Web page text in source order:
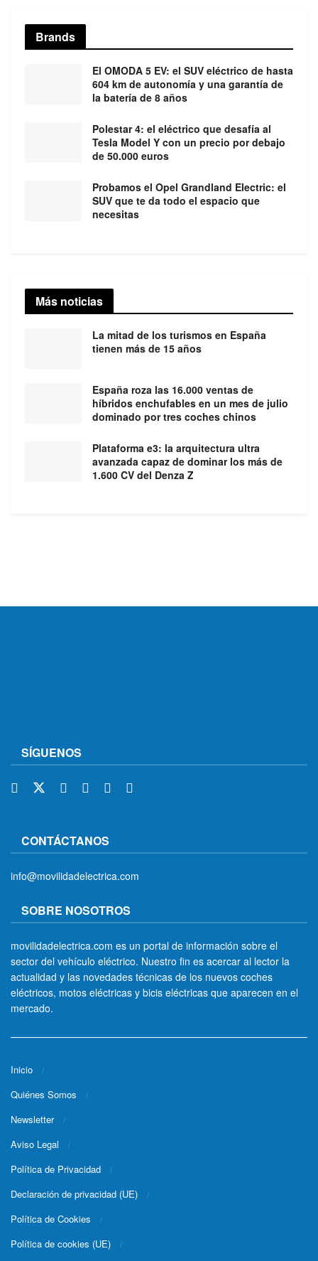
Brands
El OMODA 5 EV: el SUV eléctrico de hasta
604 km de autonomía y una garantía de
la batería de 8 años
Polestar 4: el eléctrico que desafía al
Tesla Model Y con un precio por debajo
de 50.000 euros
Probamos el Opel Grandland Electric: el
SUV que te da todo el espacio que
necesitas
Más noticias
La mitad de los turismos en España
tienen más de 15 años
España roza las 16.000 ventas de
híbridos enchufables en un mes de julio
dominado por tres coches chinos
Plataforma e3: la arquitectura ultra
avanzada capaz de dominar los más de
1.600 CV del Denza Z
SÍGUENOS
CONTÁCTANOS
info@movilidadelectrica.com
SOBRE NOSOTROS
movilidadelectrica.com es un portal de información sobre el
sector del vehículo eléctrico. Nuestro fin es acercar al lector la
actualidad y las novedades técnicas de los nuevos coches
eléctricos, motos eléctricas y bicis eléctricas que aparecen en el
mercado.
Inicio
Quiénes Somos
Newsletter
Aviso Legal
Política de Privacidad
Declaración de privacidad (UE)
Política de Cookies
Política de cookies (UE)